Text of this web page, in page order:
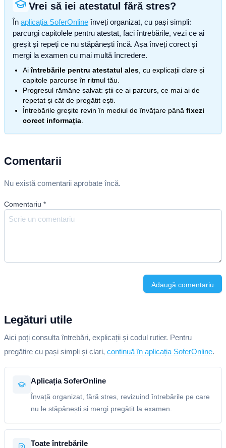
Vrei să iei atestatul fără stres?
În aplicația SoferOnline înveți organizat, cu pași simpli:
parcurgi capitolele pentru atestat, faci întrebările, vezi ce ai
greșit și repeți ce nu stăpânești încă. Așa înveți corect și
mergi la examen cu mai multă încredere.
Aiîntrebările pentru atestatul ales , cu explicații clare și
capitole parcurse în ritmul tău.
Progresul rămâne salvat: știi ce ai parcurs, ce mai ai de
repetat și cât de pregătit ești.
Întrebările greșite revin în mediul de învățare până fixezi
corect informația
Comentarii
Nu există comentarii aprobate încă.
Comentariu *
Adaugă comentariu
Legături utile
Aici poți consulta întrebări, explicații și codul rutier. Pentru
pregătire cu pași simpli și clari, continuă în aplicația SoferOnline.
Aplicația SoferOnline
Învață organizat, fără stres, revizuind întrebările pe care
nu le stăpânești și mergi pregătit la examen.
Toate întrebările